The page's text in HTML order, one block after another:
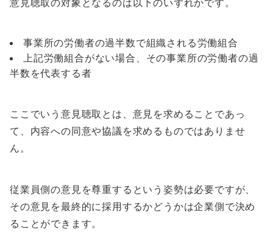
事業所の労働者の過半数で組織される労働組合
上記労働組合がない場合、その事業所の労働者の過
半数を代表する者
ここでいう意見聴取とは、意見を求めることであっ
て、内容への同意や協議を求めるものではありませ
ん。
従業員側の意見を尊重するという姿勢は必要ですが、
その意見を最終的に採用するかどうかは企業側で決め
ることができます。